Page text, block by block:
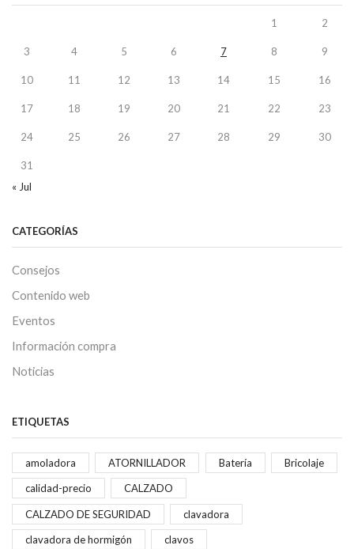
1 2
3 4 5 6 7 8 9
10 11 12 13 14 15 16
17 18 19 20 21 22 23
24 25 26 27 28 29 30
31
« Jul
CATEGORÍAS
Consejos
Contenido web
Eventos
Información compra
Noticias
ETIQUETAS
amoladora ATORNILLADOR Batería Bricolaje
calidad-precio CALZADO
CALZADO DE SEGURIDAD clavadora
clavadora de hormigón clavos